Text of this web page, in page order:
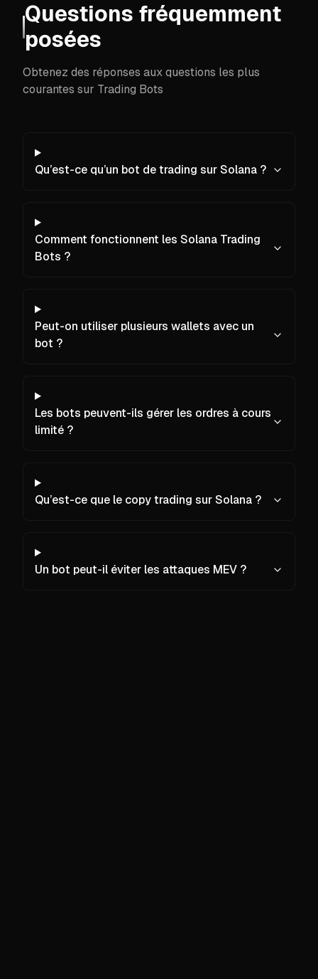
Questions fréquemment
posées
Obtenez des réponses aux questions les plus
courantes sur Trading Bots
Qu’est-ce qu’un bot de trading sur Solana ?
Comment fonctionnent les Solana Trading
Bots ?
Peut-on utiliser plusieurs wallets avec un
bot ?
Les bots peuvent-ils gérer les ordres à cours
limité ?
Qu’est-ce que le copy trading sur Solana ?
Un bot peut-il éviter les attaques MEV ?